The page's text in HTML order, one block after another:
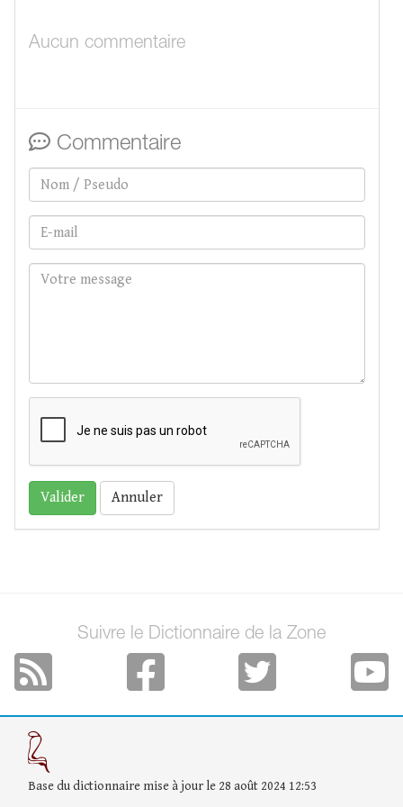
Aucun commentaire
Commentaire
Annuler
Suivre le Dictionnaire de la Zone
Base du dictionnaire mise à jour le 28 août 2024 12:53